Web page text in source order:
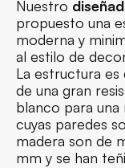
Nuestro
propuesto una
moderna y
al estilo de
La estructura
de una gran
blanco para
cuyas paredes
madera son de
mm y se han